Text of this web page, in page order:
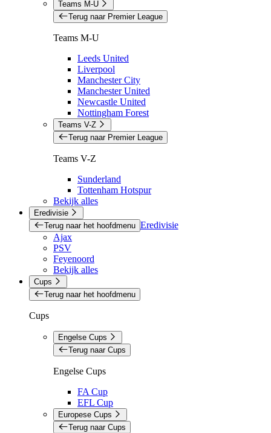
Teams M-U
Terug naar Premier League
Teams M-U
Leeds United
Liverpool
Manchester City
Manchester United
Newcastle United
Nottingham Forest
Teams V-Z
Terug naar Premier League
Teams V-Z
Sunderland
Tottenham Hotspur
Bekijk alles
Eredivisie
Terug naar het hoofdmenu Eredivisie
Ajax
PSV
Feyenoord
Bekijk alles
Cups
Terug naar het hoofdmenu
Cups
Engelse Cups
Terug naar Cups
Engelse Cups
FA Cup
EFL Cup
Europese Cups
Terug naar Cups